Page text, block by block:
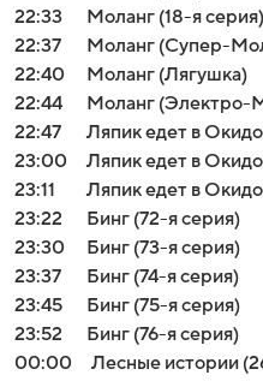
22:33
Моланг (18-я серия)
22:37
Моланг (Супер-
22:40
Моланг (Лягушка)
22:44
Моланг (Электро-
22:47
Ляпик едет в
23:00
Ляпик едет в
23:11
Ляпик едет в
23:22
Бинг (72-я серия)
23:30
Бинг (73-я серия)
23:37
Бинг (74-я серия)
23:45
Бинг (75-я серия)
23:52
Бинг (76-я серия)
00:00
Лесные истории